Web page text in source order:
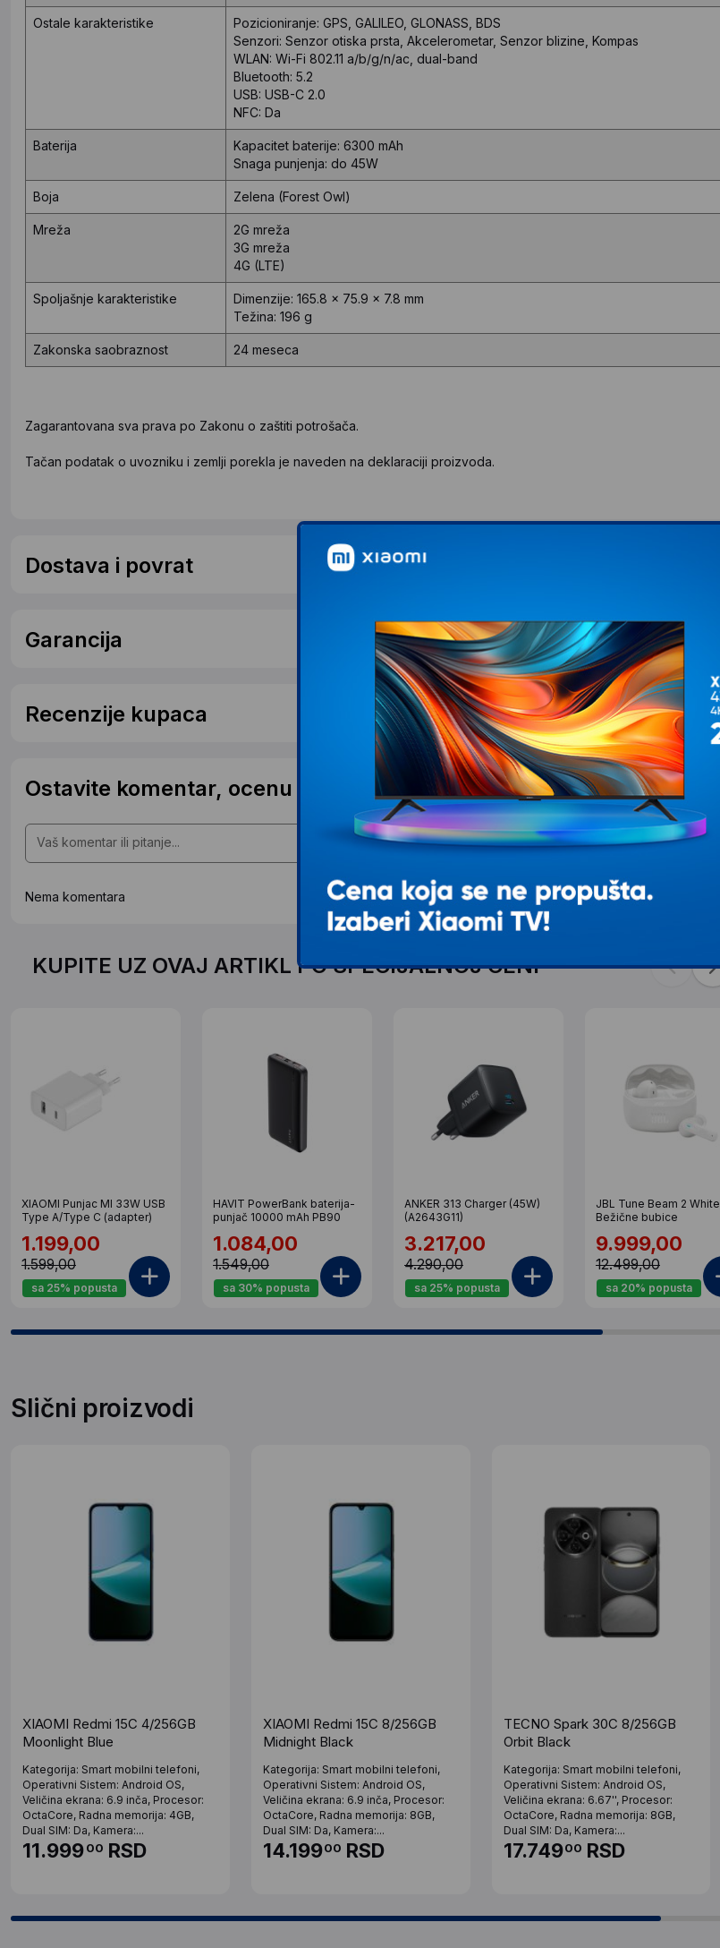
Ostale karakteristike
Pozicioniranje: GPS, GALILEO, GLONASS, BDS
Senzori: Senzor otiska prsta, Akcelerometar, Senzor blizine, Kompas
WLAN: Wi-Fi 802.11 a/b/g/n/ac, dual-band
Bluetooth: 5.2
USB: USB-C 2.0
NFC: Da
Baterija
Kapacitet baterije: 6300 mAh
Snaga punjenja: do 45W
Boja Zelena (Forest Owl)
Mreža
2G mreža
3G mreža
4G (LTE)
Spoljašnje karakteristike
Dimenzije: 165.8 x 75.9 x 7.8 mm
Težina: 196 g
Zakonska saobraznost 24 meseca
Zagarantovana sva prava po Zakonu o zaštiti potrošača.
Tačan podatak o uvozniku i zemlji porekla je naveden na deklaraciji proizvoda.
Dostava i povrat
Garancija
Recenzije kupaca
Ostavite komentar, ocenu ili postavite pitanje
Nema komentara
KUPITE UZ OVAJ ARTIKL PO SPECIJALNOJ CENI
XIAOMI Punjac MI 33W USB
Type A/Type C (adapter)
1.199,00
1.599,00
sa 25% popusta
HAVIT PowerBank baterija-
punjač 10000 mAh PB90
1.084,00
1.549,00
sa 30% popusta
ANKER 313 Charger (45W)
(A2643G11)
3.217,00
4.290,00
sa 25% popusta
JBL Tune Beam 2 White
Bežične bubice
9.999,00
12.499,00
sa 20% popusta
Slični proizvodi
XIAOMI Redmi 15C 4/256GB
Moonlight Blue
Kategorija: Smart mobilni telefoni,
Operativni Sistem: Android OS,
Veličina ekrana: 6.9 inča, Procesor:
OctaCore, Radna memorija: 4GB,
Dual SIM: Da, Kamera:...
11.99900 RSD
XIAOMI Redmi 15C 8/256GB
Midnight Black
Kategorija: Smart mobilni telefoni,
Operativni Sistem: Android OS,
Veličina ekrana: 6.9 inča, Procesor:
OctaCore, Radna memorija: 8GB,
Dual SIM: Da, Kamera:...
14.19900 RSD
TECNO Spark 30C 8/256GB
Orbit Black
Kategorija: Smart mobilni telefoni,
Operativni Sistem: Android OS,
Veličina ekrana: 6.67'', Procesor:
OctaCore, Radna memorija: 8GB,
Dual SIM: Da, Kamera:...
17.74900 RSD